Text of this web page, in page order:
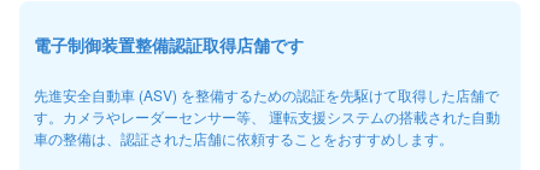
電子制御装置整備認証取得店舗です
先進安全自動車 (ASV) を整備するための認証を先駆けて取得した店舗で
す。カメラやレーダーセンサー等、 運転支援システムの搭載された自動
車の整備は、認証された店舗に依頼することをおすすめします。